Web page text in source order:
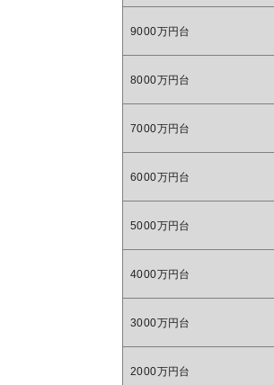
9000万円台
8000万円台
7000万円台
6000万円台
5000万円台
4000万円台
3000万円台
2000万円台